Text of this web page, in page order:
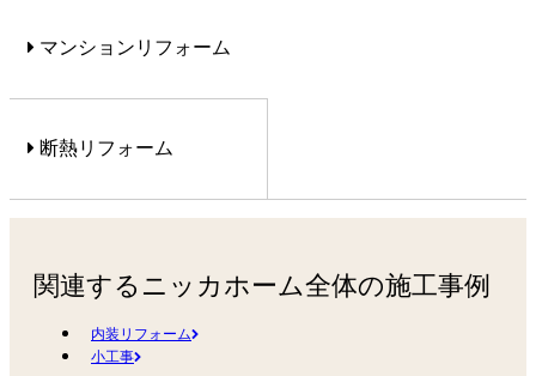
マンションリフォーム
断熱リフォーム
関連するニッカホーム全体の施工事例
内装リフォーム
小工事